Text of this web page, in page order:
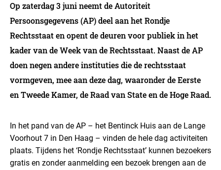
Op zaterdag 3 juni neemt de Autoriteit
Persoonsgegevens (AP) deel aan het Rondje
Rechtsstaat en opent de deuren voor publiek in het
kader van de Week van de Rechtsstaat. Naast de AP
doen negen andere instituties die de rechtsstaat
vormgeven, mee aan deze dag, waaronder de Eerste
en Tweede Kamer, de Raad van State en de Hoge Raad.
In het pand van de AP – het Bentinck Huis aan de Lange
Voorhout 7 in Den Haag – vinden de hele dag activiteiten
plaats. Tijdens het ‘Rondje Rechtsstaat’ kunnen bezoekers
gratis en zonder aanmelding een bezoek brengen aan de